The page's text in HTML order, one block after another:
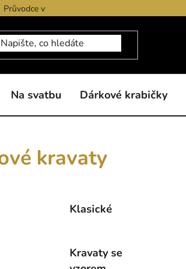
Průvodce výběrem produktů
Na svatbu Dárkové krabičky
kravaty
Klasické
Kravaty se